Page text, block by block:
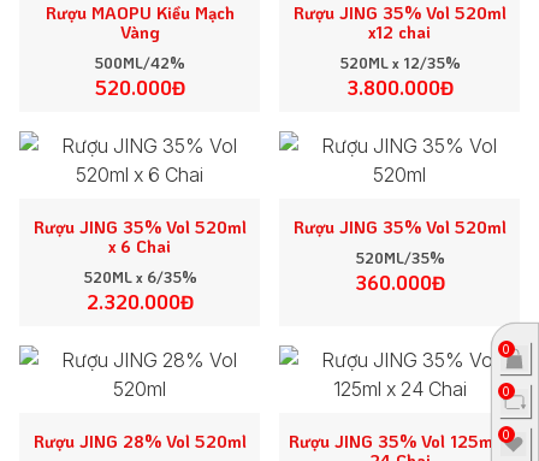
Rượu MAOPU Kiều Mạch
Vàng
500ML/42%
520.000Đ
Rượu JING 35% Vol 520ml
x12 chai
520ML x 12/35%
3.800.000Đ
Rượu JING 35% Vol 520ml
x 6 Chai
520ML x 6/35%
2.320.000Đ
Rượu JING 35% Vol 520ml
520ML/35%
360.000Đ
Rượu JING 28% Vol 520ml
Rượu JING 35% Vol 125ml x
0
0
0